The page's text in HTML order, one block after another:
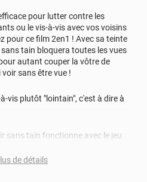
pour lutter contre les
ou le vis-à-vis avec vos voisins
pour ce film 2en1 ! Avec sa teinte
tain bloquera toutes les vues
autant couper la vôtre de
sans être vue !
vis plutôt "lointain", c'est à dire à
sans tain fonctionne avec le jeu
qu'à l'intérieur. Quand
de détails